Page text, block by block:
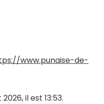
www.punaise-de-
il est 13:53.